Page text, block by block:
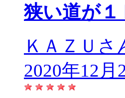
狭い道が
ＫＡＺＵさ
2020年12月